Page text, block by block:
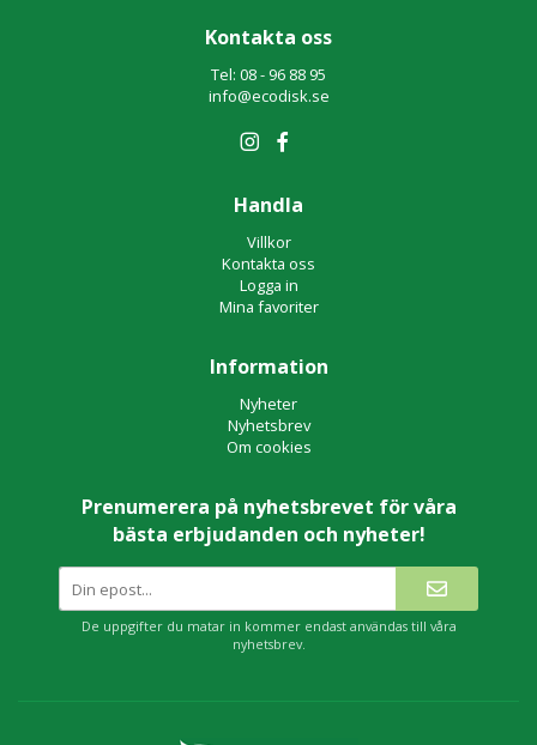
Kontakta oss
Tel: 08 - 96 88 95
info@ecodisk.se
Handla
Villkor
Kontakta oss
Logga in
Mina favoriter
Information
Nyheter
Nyhetsbrev
Om cookies
Prenumerera på nyhetsbrevet för våra
bästa erbjudanden och nyheter!
De uppgifter du matar in kommer endast användas till våra
nyhetsbrev.